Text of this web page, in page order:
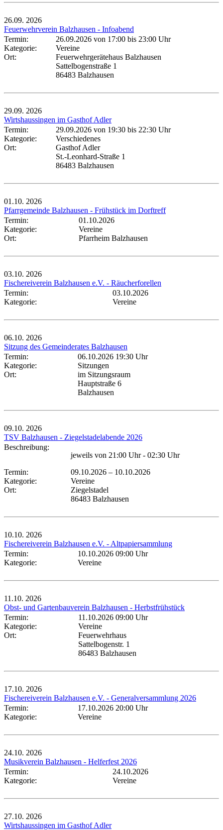
26.09. 2026
Feuerwehrverein Balzhausen - Infoabend
Termin:
26.09.2026 von 17:00 bis 23:00 Uhr
Kategorie:
Vereine
Ort:
Feuerwehrgerätehaus Balzhausen
Sattelbogenstraße 1
86483 Balzhausen
29.09. 2026
Wirtshaussingen im Gasthof Adler
Termin:
29.09.2026 von 19:30 bis 22:30 Uhr
Kategorie:
Verschiedenes
Ort:
Gasthof Adler
St.-Leonhard-Straße 1
86483 Balzhausen
01.10. 2026
Pfarrgemeinde Balzhausen - Frühstück im Dorftreff
Termin:
01.10.2026
Kategorie:
Vereine
Ort:
Pfarrheim Balzhausen
03.10. 2026
Fischereiverein Balzhausen e.V. - Räucherforellen
Termin:
03.10.2026
Kategorie:
Vereine
06.10. 2026
Sitzung des Gemeinderates Balzhausen
Termin:
06.10.2026 19:30 Uhr
Kategorie:
Sitzungen
Ort:
im Sitzungsraum
Hauptstraße 6
Balzhausen
09.10. 2026
TSV Balzhausen - Ziegelstadelabende 2026
Beschreibung:
jeweils von 21:00 Uhr - 02:30 Uhr
Termin:
09.10.2026 – 10.10.2026
Kategorie:
Vereine
Ort:
Ziegelstadel
86483 Balzhausen
10.10. 2026
Fischereiverein Balzhausen e.V. - Altpapiersammlung
Termin:
10.10.2026 09:00 Uhr
Kategorie:
Vereine
11.10. 2026
Obst- und Gartenbauverein Balzhausen - Herbstfrühstück
Termin:
11.10.2026 09:00 Uhr
Kategorie:
Vereine
Ort:
Feuerwehrhaus
Sattelbogenstr. 1
86483 Balzhausen
17.10. 2026
Fischereiverein Balzhausen e.V. - Generalversammlung 2026
Termin:
17.10.2026 20:00 Uhr
Kategorie:
Vereine
24.10. 2026
Musikverein Balzhausen - Helferfest 2026
Termin:
24.10.2026
Kategorie:
Vereine
27.10. 2026
Wirtshaussingen im Gasthof Adler